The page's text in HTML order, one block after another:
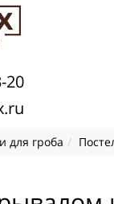
20
для гроба